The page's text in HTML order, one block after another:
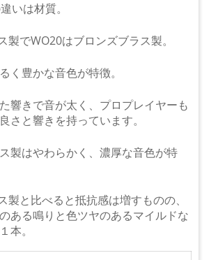
いは材質。
製でWO20はブロンズブラス製。
く豊かな音色が特徴。
響きで音が太く、プロプレイヤーも
さと響きを持っています。
製はやわらかく、濃厚な音色が特
製と比べると抵抗感は増すものの、
ある鳴りと色ツヤのあるマイルドな
本。